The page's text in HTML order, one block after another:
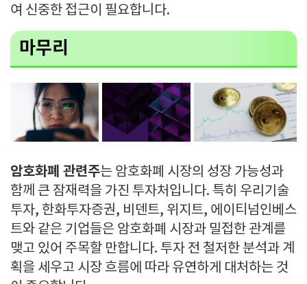
여 신중한 접근이 필요합니다.
마무리
암호화폐 관련주는 암호화폐 시장의 성장 가능성과
함께 큰 잠재력을 가진 투자처입니다. 특히 우리기술
투자, 한화투자증권, 비덴트, 위지트, 에이티넘인베스
트와 같은 기업들은 암호화폐 시장과 밀접한 관계를
맺고 있어 주목할 만합니다. 투자 전 철저한 분석과 계
획을 세우고 시장 흐름에 따라 유연하게 대처하는 것